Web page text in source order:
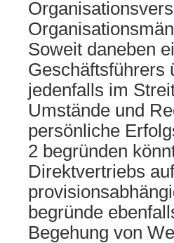
Soweit daneben
Geschäftsführers
jedenfalls im
Umstände und
persönliche
2 begründen
Direktvertriebs
begründe
Begehung von